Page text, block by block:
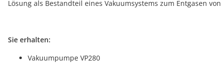
Lösung als Bestandteil eines Vakuumsystems zum Entgasen
Sie erhalten:
Vakuumpumpe VP280